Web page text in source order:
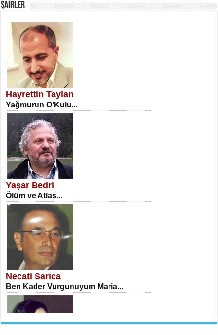
SATILMIŞ ÜMİT ÇETİNKAYA
Erkenlik...
NECLA DİLEK ARSLAN
Öğretmenler Günü Mahkemesi...
İSA KARATEPE
Ekranlar Arasında Kaybolan İnsan...
ŞAİRLER
Hayrettin Taylan
Yağmurun O’Kulu...
Yaşar Bedri
Ölüm ve Atlas...
Necati Sarıca
Ben Kader Vurgunuyum Maria...